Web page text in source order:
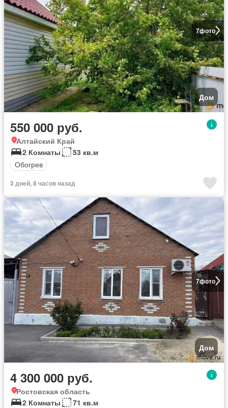
7фото
Дом
550 000 руб.
Алтайский Край
2 Комнаты
53 кв.м
Обогрев
3 дней, 8 часов назад
7фото
Дом
4 300 000 руб.
Ростовская область
2 Комнаты
71 кв.м